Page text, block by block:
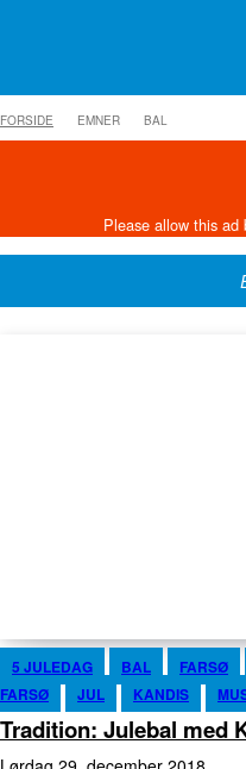
FORSIDE EMNER BAL
5 JULEDAG BAL FARSØ
FARSØ
JUL KANDIS
Tradition: Julebal med